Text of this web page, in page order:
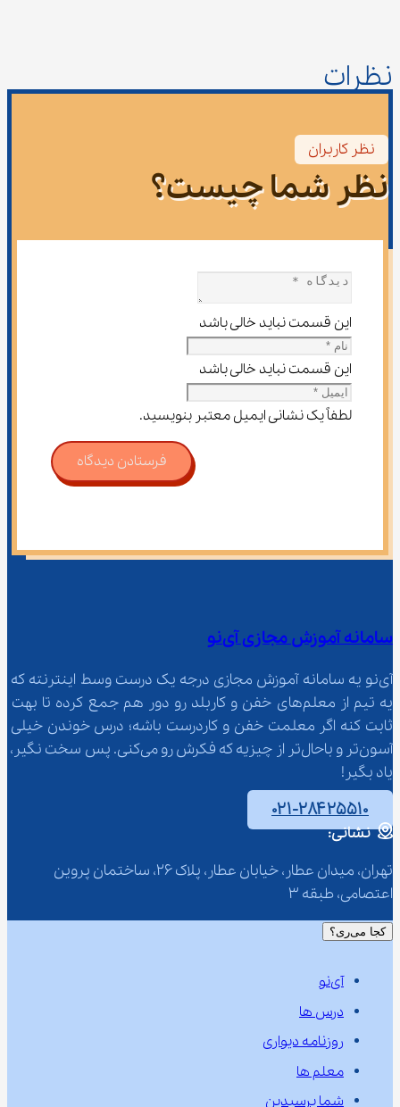
نظرات
نظر کاربران
نظر شما چیست؟
این قسمت نباید خالی باشد
این قسمت نباید خالی باشد
لطفاً یک نشانی ایمیل معتبر بنویسید.
فرستادن دیدگاه
سامانه آموزش مجازی آی‌نو
آی‌نو یه سامانه آموزش مجازی درجه یک درست وسط اینترنته که
یه تیم از معلم‌‌های خفن و کاربلد رو دور هم جمع کرده تا بهت
ثابت کنه اگر معلمت خفن و کاردرست باشه؛ درس خوندن خیلی
آسون‌تر و باحال‌تر از چیزیه که فکرش رو می‌کنی. پس سخت نگیر،
یاد بگیر!
۰۲۱-۲۸۴۲۵۵۱۰
نشانی:
تهران، میدان عطار، خیابان عطار، پلاک 26، ساختمان پروین
اعتصامی، طبقه 3
کجا می‌ری؟
آی‌نو
درس ها
روزنامه دیواری
معلم ها
شما پرسیدین